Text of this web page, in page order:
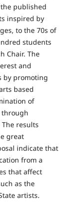
published
inspired by
to the 70s of
students
Chair. The
and
by promoting
based
of
through
results
great
indicate that
from a
that affect
as the
artists.